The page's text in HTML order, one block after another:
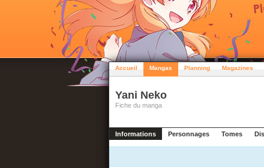
Accueil Mangas Planning Magazines
Yani Neko
Fiche du manga
Informations Personnages Tomes